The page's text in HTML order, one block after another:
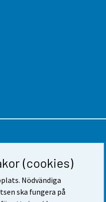
(cookies)
Nödvändiga
ska fungera på